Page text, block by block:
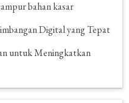
bahan kasar
Digital yang Tepat
untuk Meningkatkan